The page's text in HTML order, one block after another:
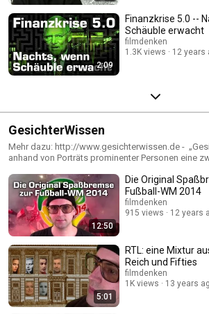
2:09
Finanzkrise 5.0 --
Schäuble erwacht
filmdenken
1.3K views
12 years
GesichterWissen
Mehr dazu: http://www.gesichterwissen.de -
anhand von Porträts prominenter Personen eine
andere Zusammenhänge und Bedeutungen. Eliten
der Physiognomik gebildet. Ihre Analyse bestätigt
Verschwörungstheorien.
12:50
Die Original
Fußball-WM 2014
filmdenken
915 views
12 years
5:01
RTL: eine Mixtur
Reich und Fifties
filmdenken
1K views
13 years